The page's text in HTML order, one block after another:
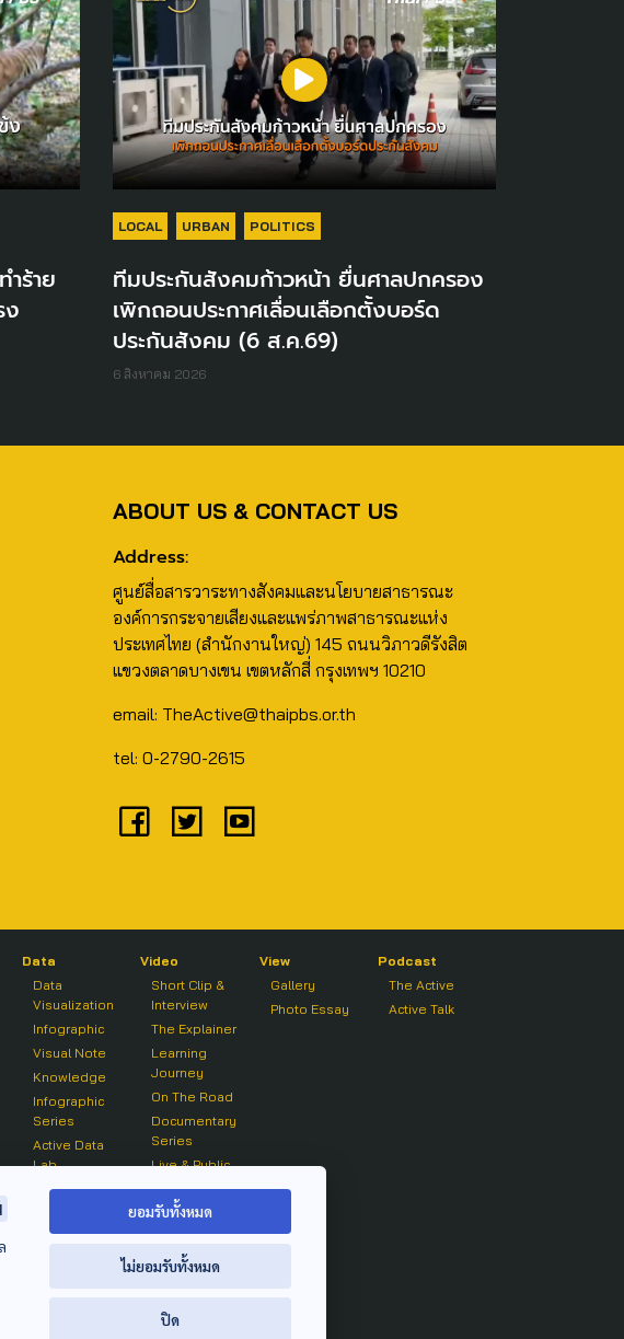
ำร้าย
ง
LOCAL URBAN POLITICS
ทีมประกันสังคมก้าวหน้า ยื่นศาลปกครอง
เพิกถอนประกาศเลื่อนเลือกตั้งบอร์ด
ประกันสังคม (6 ส.ค.69)
6 สิงหาคม 2026
ABOUT US & CONTACT US
Address:
ศูนย์สื่อสารวาระทางสังคมและนโยบายสาธารณะ
องค์การกระจายเสียงและแพร่ภาพสาธารณะแห่ง
ประเทศไทย (สำนักงานใหญ่) 145 ถนนวิภาวดีรังสิต
แขวงตลาดบางเขน เขตหลักสี่ กรุงเทพฯ 10210
email: TheActive@thaipbs.or.th
tel: 0-2790-2615
Data
Data
Visualization
Infographic
Visual Note
Knowledge
Infographic
Series
Active Data
Lab
Video
Short Clip &
Interview
The Explainer
Learning
Journey
On The Road
Documentary
Series
Live & Public
On air Clip
View
Gallery
Photo Essay
Podcast
The Active
Active Talk
ยอมรับทั้งหมด
ไม่ยอมรับทั้งหมด
ปิด